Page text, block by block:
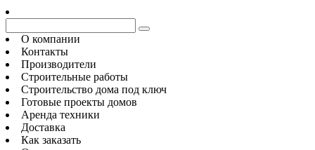
О компании
Контакты
Производители
Строительные работы
Строительство дома под ключ
Готовые проекты домов
Аренда техники
Доставка
Как заказать